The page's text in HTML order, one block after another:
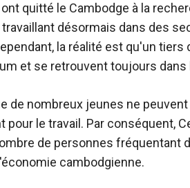
quitté le Cambodge à la
désormais dans des
la réalité est qu'un
et se retrouvent toujours dans
de nombreux jeunes ne
le travail. Par conséquent,
de personnes
cambodgienne.